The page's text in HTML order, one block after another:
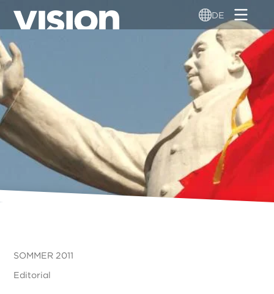
Direkt
zum
Inhalt
DE
SOMMER 2011
Editorial